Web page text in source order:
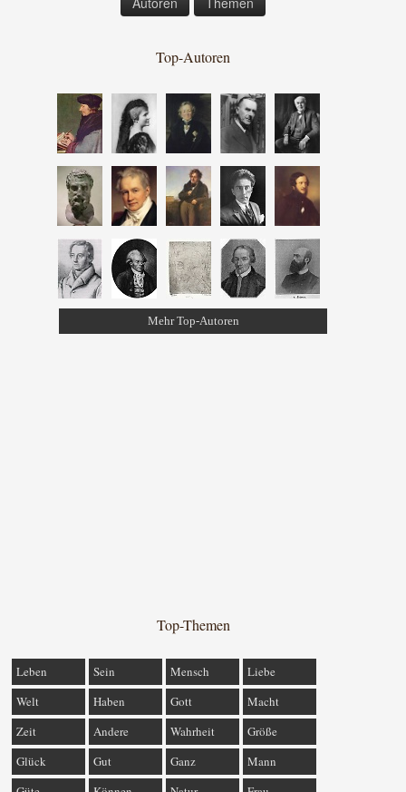
Top-Autoren
Mehr Top-Autoren
Top-Themen
Leben Sein Mensch
Liebe
Welt
Haben Gott
Macht
Zeit
Andere Wahrheit
Größe
Glück
Gut Ganz
Mann